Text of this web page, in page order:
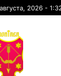
2026 -